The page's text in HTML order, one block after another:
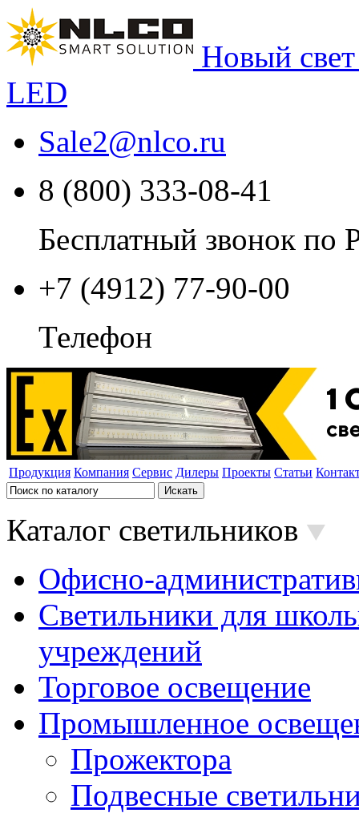
Новый
LED
Sale2@nlco.ru
8 (800) 333-08-41
Бесплатный звонок по
+7 (4912) 77-90-00
Телефон
Продукция Компания Сервис Дилеры Проекты Статьи
Каталог светильников
Офисно-
Светильники для
учреждений
Торговое освещение
Промышленное
Прожектора
Подвесные